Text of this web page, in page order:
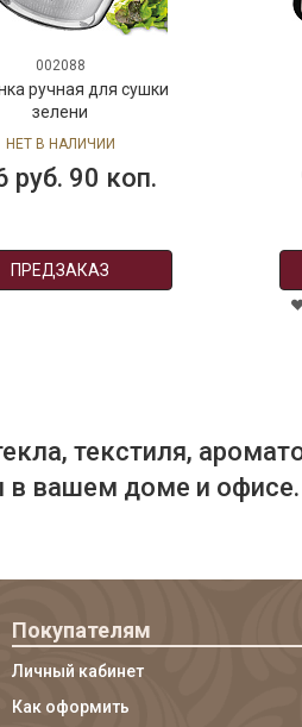
002088
ручная для сушки
зелени
НЕТ В НАЛИЧИИ
руб. 90 коп.
ПРЕДЗАКАЗ
текстиля,
в вашем доме и офисе.
Покупателям
Личный кабинет
Как оформить